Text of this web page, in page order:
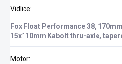
Vidlice:
Fox Float Performance 38,
15x110mm Kabolt thru-axle,
Motor: